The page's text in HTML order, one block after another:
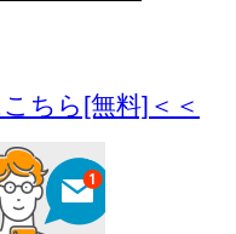
ちら[無料]＜＜